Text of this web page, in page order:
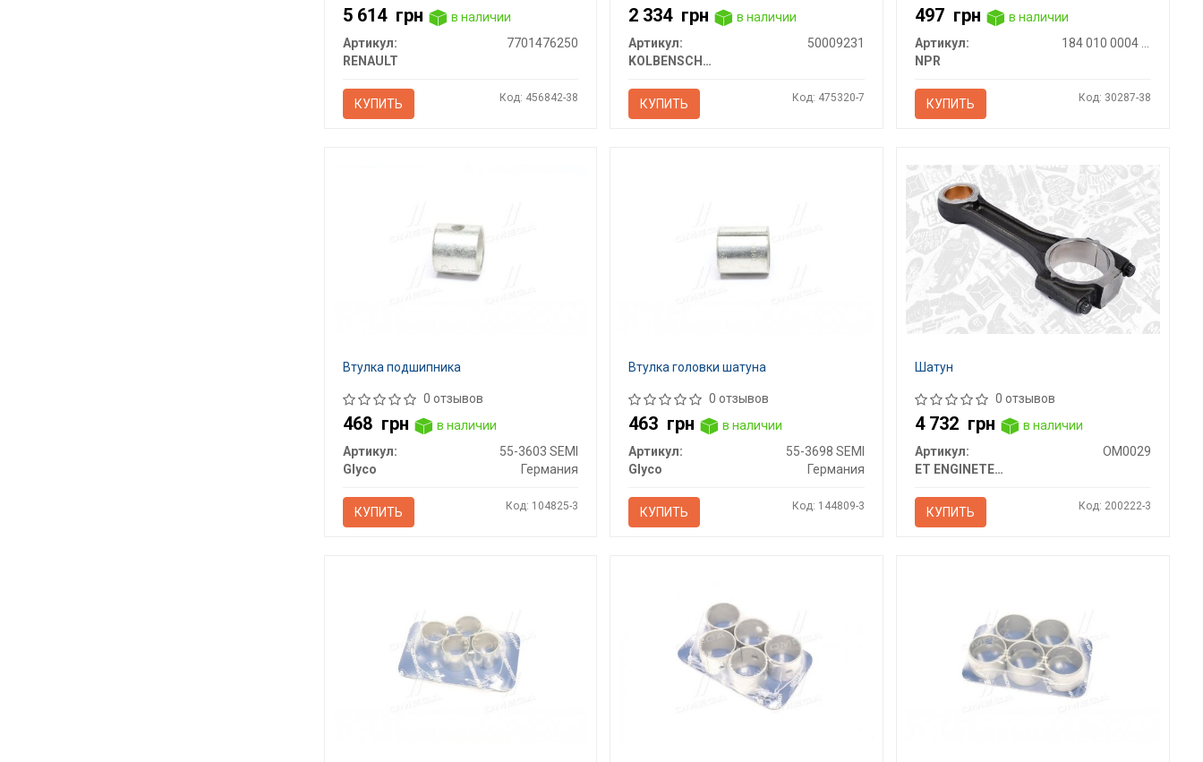
5 614 грн
в наличии
Артикул:
7701476250
RENAULT
КУПИТЬ Код: 456842-38
2 334 грн
в наличии
Артикул:
50009231
KOLBENSCHMIDT
КУПИТЬ Код: 475320-7
497 грн
в наличии
Артикул:
NPR
КУПИТЬ Код: 30287-38
Втулка подшипника
0 отзывов
468 грн
в наличии
Артикул:
55-3603 SEMI
Glyco
Германия
КУПИТЬ Код: 104825-3
Втулка головки шатуна
0 отзывов
463 грн
в наличии
Артикул:
55-3698 SEMI
Glyco
Германия
КУПИТЬ Код: 144809-3
Шатун
0 отзывов
4 732 грн
в наличии
Артикул:
OM0029
ET ENGINETEAM
КУПИТЬ Код: 200222-3